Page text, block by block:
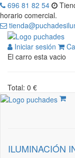
696 81 82 54
horario comercial.
Iniciar sesión
El carro esta vacio
Total: 0 €
ILUMINACIÓN